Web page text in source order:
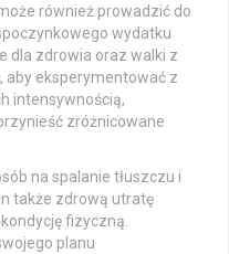
również prowadzić do
wydatku
dla zdrowia oraz walki z
aby eksperymentować z
intensywnością,
zróżnicowane
na spalanie tłuszczu i
także zdrową utratę
fizyczną.
planu